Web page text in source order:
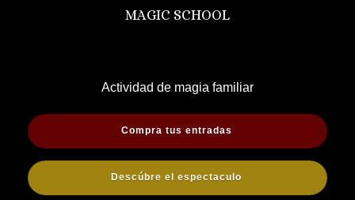
MAGIC SCHOOL
Actividad de magia familiar
Compra tus entradas
Descúbre el espectaculo